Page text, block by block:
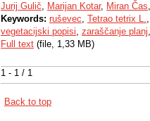
1 - 1 / 1
Jurij Gulič, Marijan Kotar, Miran Čas,
Keywords: ruševec, Tetrao tetrix L.,
vegetacijski popisi, zaraščanje planj,
Full text (file, 1,33 MB)
Back to top